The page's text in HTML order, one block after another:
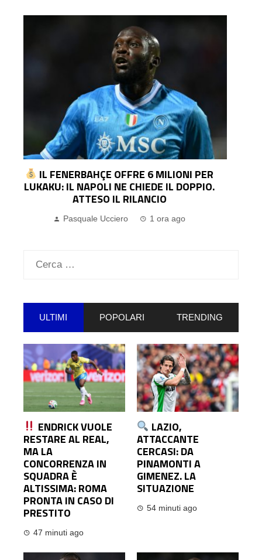
LAZIO, SI ALLONTANA IVANOVIC: LENS
AVANTI PER IL CENTRAVANTI
Ricerca
ULTIMI POPOLARI TRENDING
ENDRICK VUOLE
RESTARE AL REAL,
MA LA
CONCORRENZA IN
SQUADRA È
ALTISSIMA: ROMA
PRONTA IN CASO DI
PRESTITO
47 minuti ago
LAZIO,
ATTACCANTE
CERCASI: DA
PINAMONTI A
GIMENEZ. LA
SITUAZIONE
54 minuti ago